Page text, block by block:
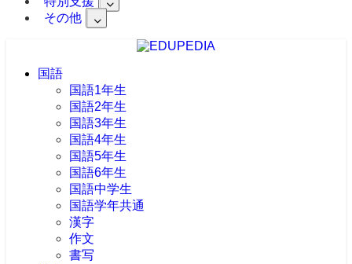
その他
国語
国語1年生
国語2年生
国語3年生
国語4年生
国語5年生
国語6年生
国語中学生
国語学年共通
漢字
作文
書写